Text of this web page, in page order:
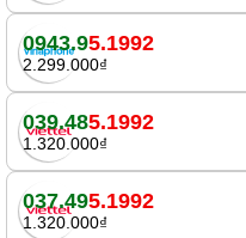
0943.95.1992
2.299.000₫
039.485.1992
1.320.000₫
037.495.1992
1.320.000₫